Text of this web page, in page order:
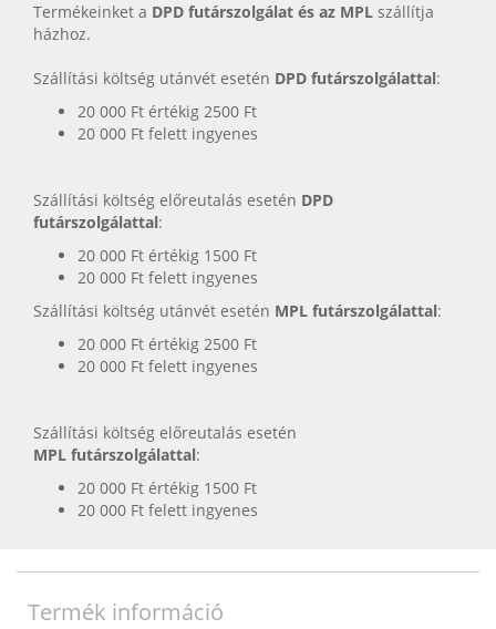
Termékeinket a DPD futárszolgálat és az MPL szállítja
házhoz.
Szállítási költség utánvét esetén DPD futárszolgálattal:
20 000 Ft értékig 2500 Ft
20 000 Ft felett ingyenes
Szállítási költség előreutalás esetén DPD
futárszolgálattal:
20 000 Ft értékig 1500 Ft
20 000 Ft felett ingyenes
Szállítási költség utánvét esetén MPL futárszolgálattal:
20 000 Ft értékig 2500 Ft
20 000 Ft felett ingyenes
Szállítási költség előreutalás esetén
MPL futárszolgálattal:
20 000 Ft értékig 1500 Ft
20 000 Ft felett ingyenes
Termék információ